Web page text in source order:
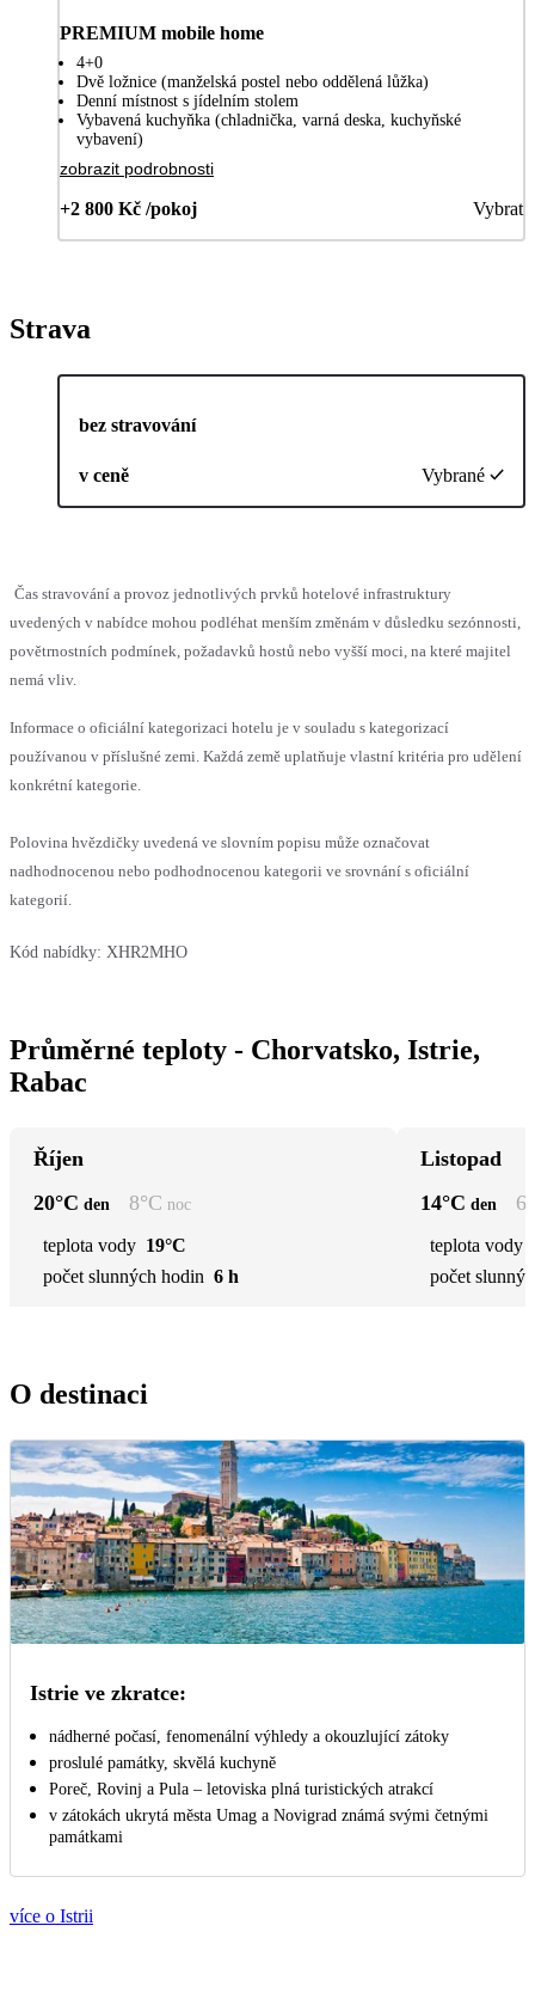
PREMIUM mobile home
4+0
Dvě ložnice (manželská postel nebo oddělená lůžka)
Denní místnost s jídelním stolem
Vybavená kuchyňka (chladnička, varná deska, kuchyňské
vybavení)
zobrazit podrobnosti
+2 800 Kč /pokoj Vybrat
Strava
bez stravování
v ceně Vybrané
Čas stravování a provoz jednotlivých prvků hotelové infrastruktury
uvedených v nabídce mohou podléhat menším změnám v důsledku sezónnosti,
povětrnostních podmínek, požadavků hostů nebo vyšší moci, na které majitel
nemá vliv.
Informace o oficiální kategorizaci hotelu je v souladu s kategorizací
používanou v příslušné zemi. Každá země uplatňuje vlastní kritéria pro udělení
konkrétní kategorie.
Polovina hvězdičky uvedená ve slovním popisu může označovat
nadhodnocenou nebo podhodnocenou kategorii ve srovnání s oficiální
kategorií.
Kód nabídky: XHR2MHO
Průměrné teploty - Chorvatsko, Istrie,
Rabac
Říjen
20°C den 8°C noc
teplota vody 19°C
počet slunných hodin 6 h
Listopad
14°C den 6
teplota vody
počet
O destinaci
Istrie ve zkratce:
nádherné počasí, fenomenální výhledy a okouzlující zátoky
proslulé památky, skvělá kuchyně
Poreč, Rovinj a Pula – letoviska plná turistických atrakcí
v zátokách ukrytá města Umag a Novigrad známá svými četnými
památkami
více o Istrii